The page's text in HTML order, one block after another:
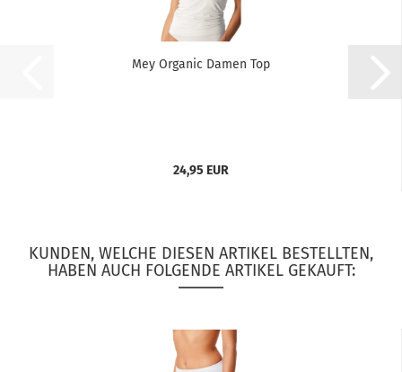
Mey Organic Damen Top
24,95 EUR
KUNDEN, WELCHE DIESEN ARTIKEL BESTELLTEN,
HABEN AUCH FOLGENDE ARTIKEL GEKAUFT: